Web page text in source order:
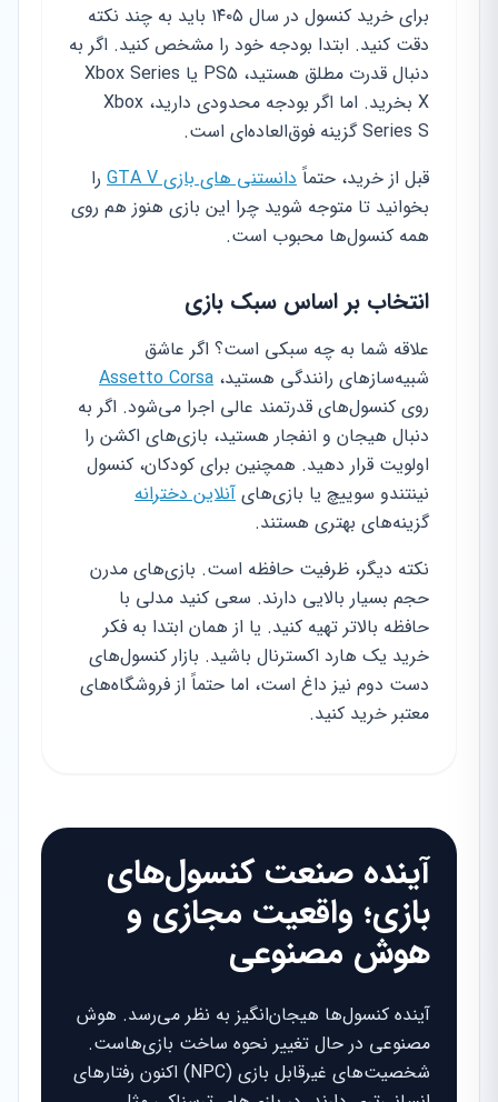
برای خرید کنسول در سال ۱۴۰۵ باید به چند نکته
دقت کنید. ابتدا بودجه خود را مشخص کنید. اگر به
دنبال قدرت مطلق هستید، PS5 یا Xbox Series
X بخرید. اما اگر بودجه محدودی دارید، Xbox
Series S گزینه فوق‌العاده‌ای است.
قبل از خرید، حتماً دانستنی های بازی GTA V
را
بخوانید تا متوجه شوید چرا این بازی هنوز هم روی
همه کنسول‌ها محبوب است.
انتخاب بر اساس سبک بازی
علاقه شما به چه سبکی است؟ اگر عاشق
شبیه‌سازهای رانندگی هستید، Assetto Corsa
روی کنسول‌های قدرتمند عالی اجرا می‌شود. اگر به
دنبال هیجان و انفجار هستید، بازی‌های اکشن را
اولویت قرار دهید. همچنین برای کودکان، کنسول
نینتندو سوییچ یا بازی‌های آنلاین دخترانه
گزینه‌های بهتری هستند.
نکته دیگر، ظرفیت حافظه است. بازی‌های مدرن
حجم بسیار بالایی دارند. سعی کنید مدلی با
حافظه بالاتر تهیه کنید. یا از همان ابتدا به فکر
خرید یک هارد اکسترنال باشید. بازار کنسول‌های
دست دوم نیز داغ است، اما حتماً از فروشگاه‌های
معتبر خرید کنید.
آینده صنعت کنسول‌های
بازی؛ واقعیت مجازی و
هوش مصنوعی
آینده کنسول‌ها هیجان‌انگیز به نظر می‌رسد. هوش
مصنوعی در حال تغییر نحوه ساخت بازی‌هاست.
شخصیت‌های غیرقابل بازی (NPC) اکنون رفتارهای